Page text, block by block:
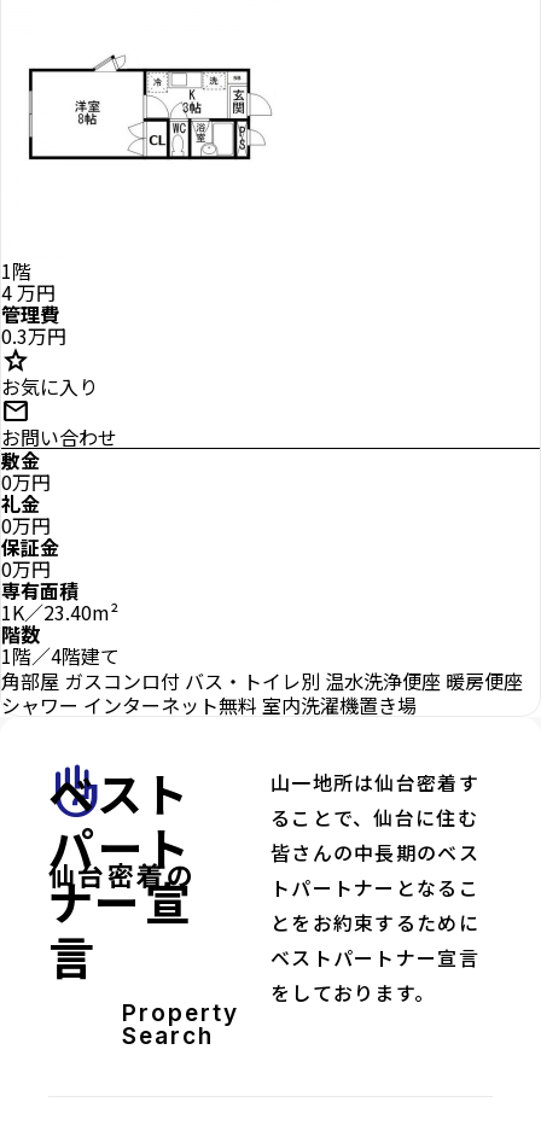
1階
4万円
管理費
0.3万円
star
お気に入り
mail
お問い合わせ
敷金
0万円
礼金
0万円
保証金
0万円
専有面積
1K／23.40m²
階数
1階／4階建て
角部屋 ガスコンロ付 バス・トイレ別 温水洗浄便座 暖房便座
シャワー インターネット無料 室内洗濯機置き場
front_hand
仙台密着の
ベスト
パート
ナー宣
言
Property
Search
山一地所は仙台密着す
ることで、仙台に住む
皆さんの中長期のベス
トパートナーとなるこ
とをお約束するために
ベストパートナー宣言
をしております。